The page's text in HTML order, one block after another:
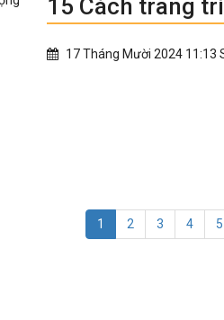
15 Cách trang
17 Tháng Mười 2024 11:13
1 2 3 4 5